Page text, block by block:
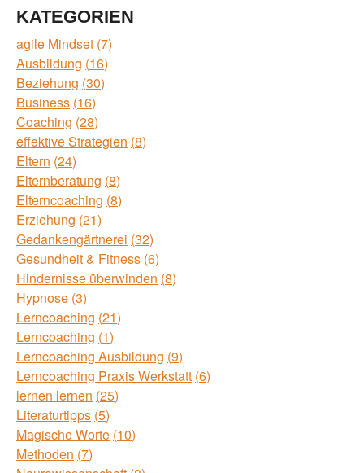
KATEGORIEN
agile Mindset 7
Ausbildung 16
Beziehung 30
Business 16
Coaching 28
effektive Strategien 8
Eltern 24
Elternberatung 8
Elterncoaching 8
Erziehung 21
Gedankengärtnerei 32
Gesundheit & Fitness 6
Hindernisse überwinden 8
Hypnose 3
Lerncoaching 21
Lerncoaching 1
Lerncoaching Ausbildung 9
Lerncoaching Praxis Werkstatt 6
lernen lernen 25
Literaturtipps 5
Magische Worte 10
Methoden 7